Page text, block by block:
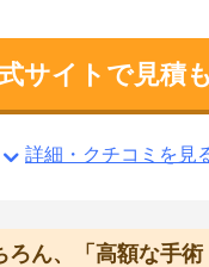
サイトで見積
詳細・クチコミを見
ろん、「高額な手術